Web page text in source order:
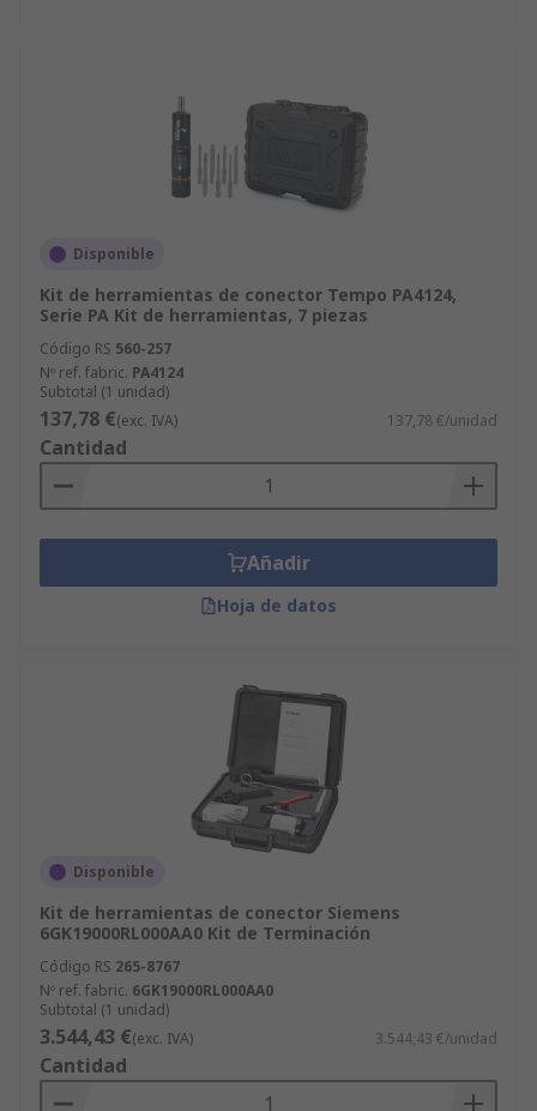
Disponible
Kit de herramientas de conector Tempo PA4124,
Serie PA Kit de herramientas, 7 piezas
Código RS 560-257
Nº ref. fabric. PA4124
Subtotal (1 unidad)
137,78 €(exc. IVA) 137,78 €/unidad
Cantidad
Añadir
Hoja de datos
Disponible
Kit de herramientas de conector Siemens
6GK19000RL000AA0 Kit de Terminación
Código RS 265-8767
Nº ref. fabric. 6GK19000RL000AA0
Subtotal (1 unidad)
3.544,43 €(exc. IVA) 3.544,43 €/unidad
Cantidad